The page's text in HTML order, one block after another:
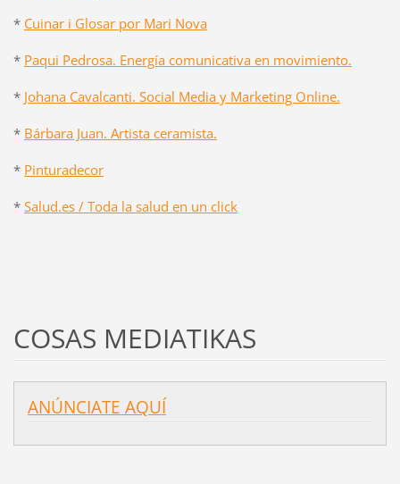
* Cuinar i Glosar por Mari Nova
* Paqui Pedrosa. Energía comunicativa en movimiento.
* Johana Cavalcanti. Social Media y Marketing Online.
* Bárbara Juan. Artista ceramista.
* Pinturadecor
* Salud.es / Toda la salud en un click
COSAS MEDIATIKAS
ANÚNCIATE AQUÍ